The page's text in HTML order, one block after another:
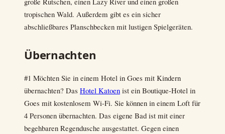
tropischen Wald. Außerdem gibt es ein sicher
abschließbares Planschbecken mit lustigen Spielgeräten.
Übernachten
#1 Möchten Sie in einem Hotel in Goes mit Kindern
übernachten? Das Hotel Katoen ist ein Boutique-Hotel in
Goes mit kostenlosem Wi-Fi. Sie können in einem Loft für
4 Personen übernachten. Das eigene Bad ist mit einer
begehbaren Regendusche ausgestattet. Gegen einen